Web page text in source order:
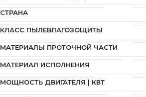
СТРАНА
КЛАСС ПЫЛЕВЛАГОЗОЩИТЫ
МАТЕРИАЛЫ ПРОТОЧНОЙ ЧАСТИ
МАТЕРИАЛ ИСПОЛНЕНИЯ
МОЩНОСТЬ ДВИГАТЕЛЯ | КВТ